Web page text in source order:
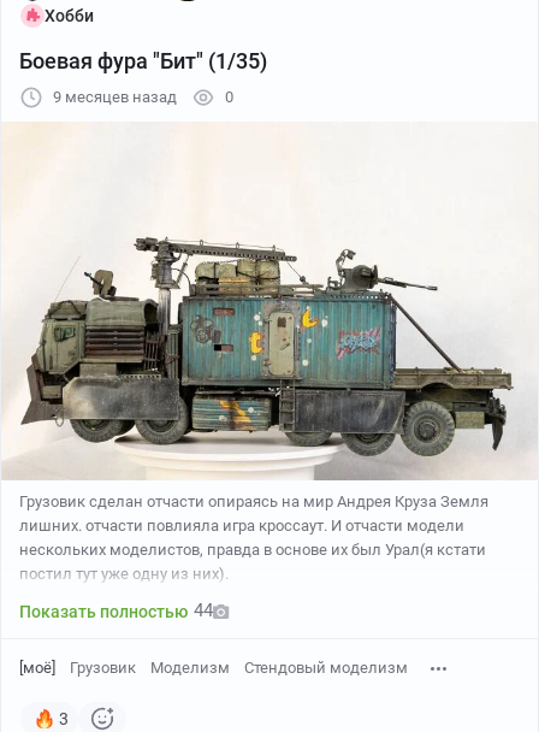
Хобби
Боевая фура "Бит" (1/35)
9 месяцев назад 0
Грузовик сделан отчасти опираясь на мир Андрея Круза Земля
лишних. отчасти повлияла игра кроссаут. И отчасти модели
нескольких моделистов, правда в основе их был Урал(я кстати
постил тут уже одну из них).
Показать полностью 44
[моё] Грузовик Моделизм Стендовый моделизм
3